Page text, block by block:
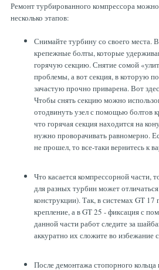
Ремонт турбированного компрессора
несколько этапов:
Снимайте турбину со своего места.
крепежные болты, которые
горячую секцию. Снятие сомой
проблемы, а вот секция, в которую
зачастую прочно приварена. Вот
Чтобы снять секцию можно
отодвинуть узел с помощью болтов
что горячая секция находится на
нужно проворачивать равномерно.
не прошел, то все-таки вернитесь к
Что касается компрессорной части,
для разных турбин может
конструкции). Так, в системах GT
крепление, а в GT 25 - фиксация с
данной части работ следите за
аккуратно их сложите во избежание
После демонтажа стопорного кольца